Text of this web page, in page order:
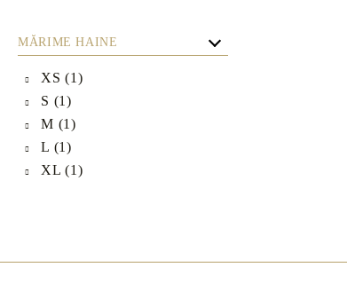
MĂRIME HAINE
XS (1)
S (1)
M (1)
L (1)
XL (1)